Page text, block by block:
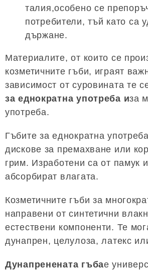
талия,особено се
потребители, тъй като са
държане.
Материалите, от които се
козметичните гъби, играят
зависимост от суровината те
за еднократна употреба иза
употреба.
Гъбите за еднократна
дискове за премахване или
грим. Изработени са от памук
абсорбират влагата.
Козметичните гъби за
направени от синтетични
естествени компоненти. Те
дунапрен, целулоза, латекс
Дунапренената гъбае